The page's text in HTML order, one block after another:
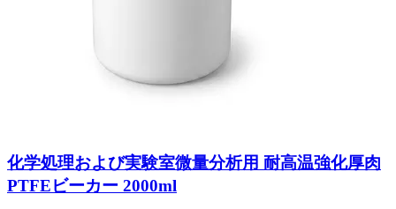
化学処理および実験室微量分析用 耐高温強化厚肉
PTFEビーカー 2000ml